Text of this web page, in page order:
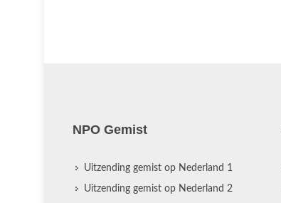
NPO Gemist
Uitzending gemist op Nederland 1
Uitzending gemist op Nederland 2